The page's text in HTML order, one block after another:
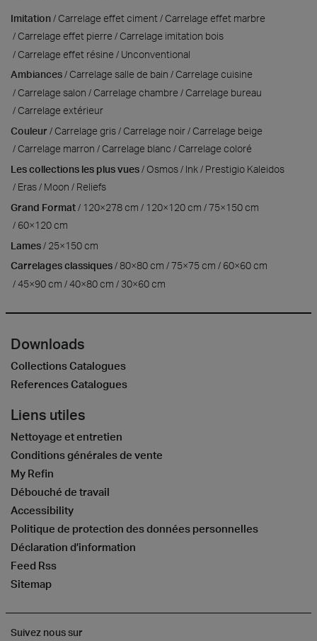
Imitation Carrelage effet ciment
Carrelage effet marbre
Carrelage effet pierre
Carrelage imitation bois
Carrelage effet résine
Unconventional
Ambiances
Carrelage salle de bain
Carrelage cuisine
Carrelage salon
Carrelage chambre
Carrelage bureau
Carrelage extérieur
Couleur
Carrelage gris Carrelage noir
Carrelage beige
Carrelage marron
Carrelage blanc
Carrelage coloré
Les collections les plus vues
Osmos Ink
Prestigio Kaleidos
Eras
Moon
Reliefs
Grand Format
120×278 cm 120×120 cm
75×150 cm
60×120 cm
Lames
25×150 cm
Carrelages classiques 80×80 cm 75×75 cm
60×60 cm
45×90 cm
40×80 cm 30×60 cm
Downloads
Collections Catalogues
References Catalogues
Liens utiles
Nettoyage et entretien
Conditions générales de vente
My Refin
Débouché de travail
Accessibility
Politique de protection des données personnelles
Déclaration d’information
Feed Rss
Sitemap
Suivez nous sur